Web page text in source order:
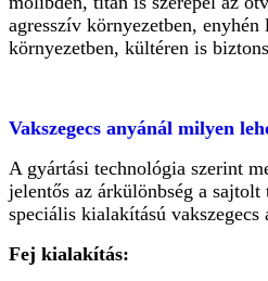
agresszív környezetben,
környezetben, kültéren is
Vakszegecs anyánál milyen
A gyártási technológia szerint
jelentős az árkülönbség a
speciális kialakítású
Fej kialakítás: